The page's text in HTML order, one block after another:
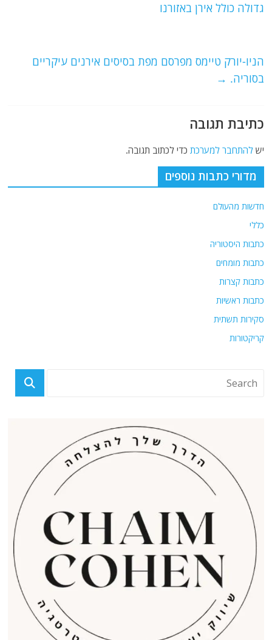
A
ra
k
גדולה כולל אירן באזורנו
הניו-יורק טיימס מפרסם מפת בסיסים אירנים עיקריים
בסוריה. →
כתיבת תגובה
ישלהתחבר למערכת כדי לכתוב תגובה.
מדורי כתבות נוספים
חדשות מהעולם
כללי
כתבות היסטוריה
כתבות מומחים
כתבות קצרות
כתבות ראשיות
סקירות תשתית
קריקטורות